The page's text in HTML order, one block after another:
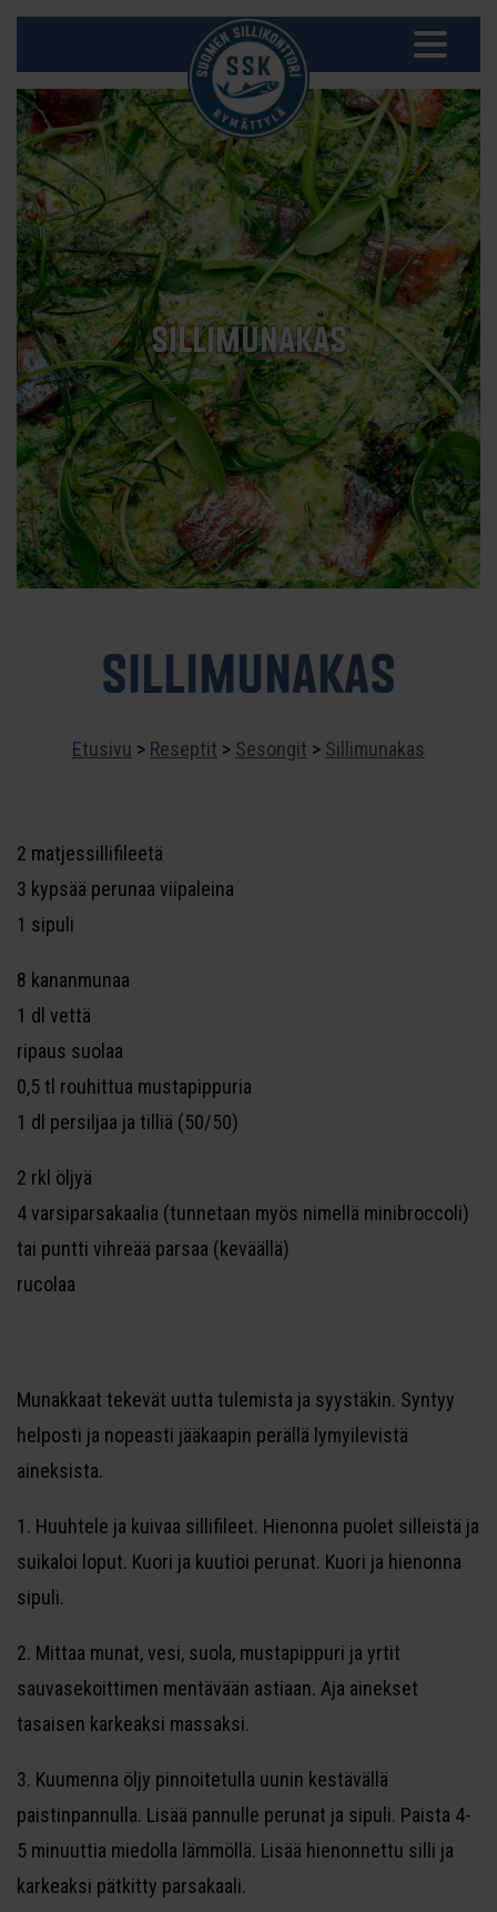
SILLIMUNAKAS
SILLIMUNAKAS
Etusivu > Reseptit > Sesongit > Sillimunakas
2 matjessillifileetä
3 kypsää perunaa viipaleina
1 sipuli
8 kananmunaa
1 dl vettä
ripaus suolaa
0,5 tl rouhittua mustapippuria
1 dl persiljaa ja tilliä (50/50)
2 rkl öljyä
4 varsiparsakaalia (tunnetaan myös nimellä minibroccoli)
tai puntti vihreää parsaa (keväällä)
rucolaa
Munakkaat tekevät uutta tulemista ja syystäkin. Syntyy
helposti ja nopeasti jääkaapin perällä lymyilevistä
aineksista.
1. Huuhtele ja kuivaa sillifileet. Hienonna puolet silleistä ja
suikaloi loput. Kuori ja kuutioi perunat. Kuori ja hienonna
sipuli.
2. Mittaa munat, vesi, suola, mustapippuri ja yrtit
sauvasekoittimen mentävään astiaan. Aja ainekset
tasaisen karkeaksi massaksi.
3. Kuumenna öljy pinnoitetulla uunin kestävällä
paistinpannulla. Lisää pannulle perunat ja sipuli. Paista 4-
5 minuuttia miedolla lämmöllä. Lisää hienonnettu silli ja
karkeaksi pätkitty parsakaali.